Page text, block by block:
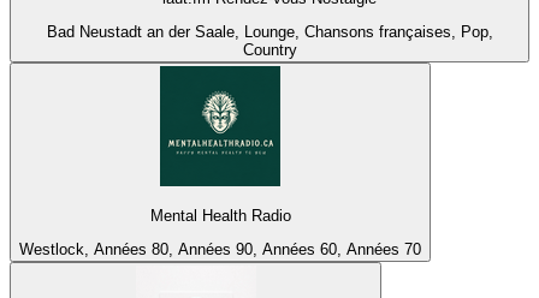
Bad Neustadt an der Saale, Lounge, Chansons françaises, Pop,
Country
Mental Health Radio
Westlock, Années 80, Années 90, Années 60, Années 70